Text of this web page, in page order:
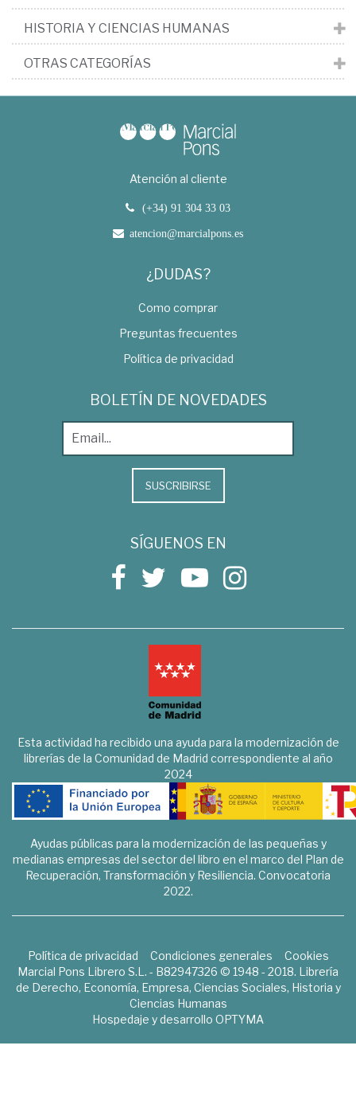
HISTORIA Y CIENCIAS HUMANAS
OTRAS CATEGORÍAS
Atención al cliente
(+34) 91 304 33 03
atencion@marcialpons.es
¿DUDAS?
Como comprar
Preguntas frecuentes
Política de privacidad
BOLETÍN DE NOVEDADES
SUSCRIBIRSE
SÍGUENOS EN
Esta actividad ha recibido una ayuda para la modernización de
librerías de la Comunidad de Madrid correspondiente al año
2024
Ayudas públicas para la modernización de las pequeñas y
medianas empresas del sector del libro en el marco del Plan de
Recuperación, Transformación y Resiliencia. Convocatoria
2022.
Política de privacidad Condiciones generales
Cookies
Marcial Pons Librero S.L. - B82947326 © 1948 - 2018. Librería
de Derecho, Economía, Empresa, Ciencias Sociales, Historia y
Ciencias Humanas
Hospedaje y desarrollo OPTYMA